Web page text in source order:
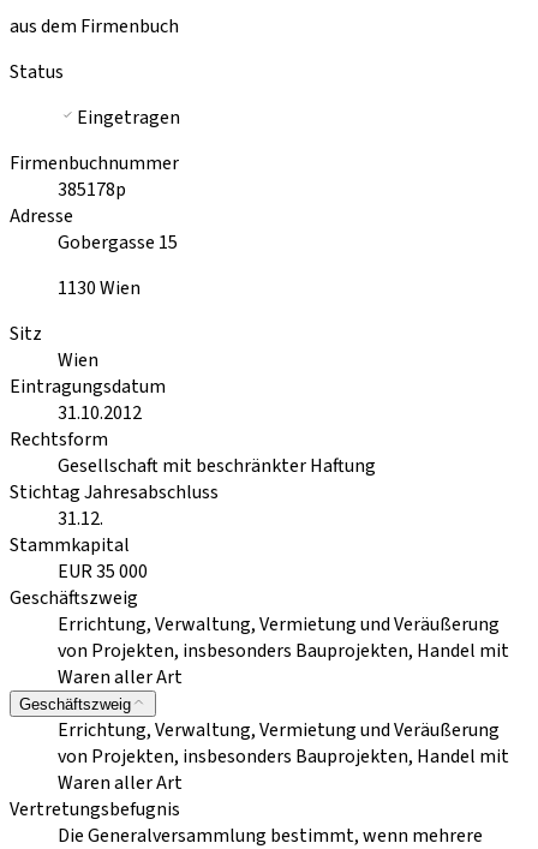
aus dem Firmenbuch
Status
Eingetragen
Firmenbuchnummer
385178p
Adresse
Gobergasse 15
1130Wien
Sitz
Wien
Eintragungsdatum
31.10.2012
Rechtsform
Gesellschaft mit beschränkter Haftung
Stichtag Jahresabschluss
31.12.
Stammkapital
EUR 35 000
Geschäftszweig
Errichtung, Verwaltung, Vermietung und Veräußerung
von Projekten, insbesonders Bauprojekten, Handel mit
Waren aller Art
Geschäftszweig
Errichtung, Verwaltung, Vermietung und Veräußerung
von Projekten, insbesonders Bauprojekten, Handel mit
Waren aller Art
Vertretungsbefugnis
Die Generalversammlung bestimmt, wenn mehrere